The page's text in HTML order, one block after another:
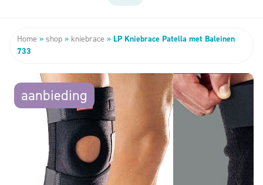
Home » shop » kniebrace » LP Kniebrace Patella met Baleinen
733
aanbieding